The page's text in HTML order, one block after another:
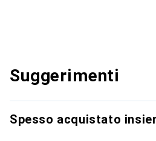
Suggerimenti
Spesso acquistato